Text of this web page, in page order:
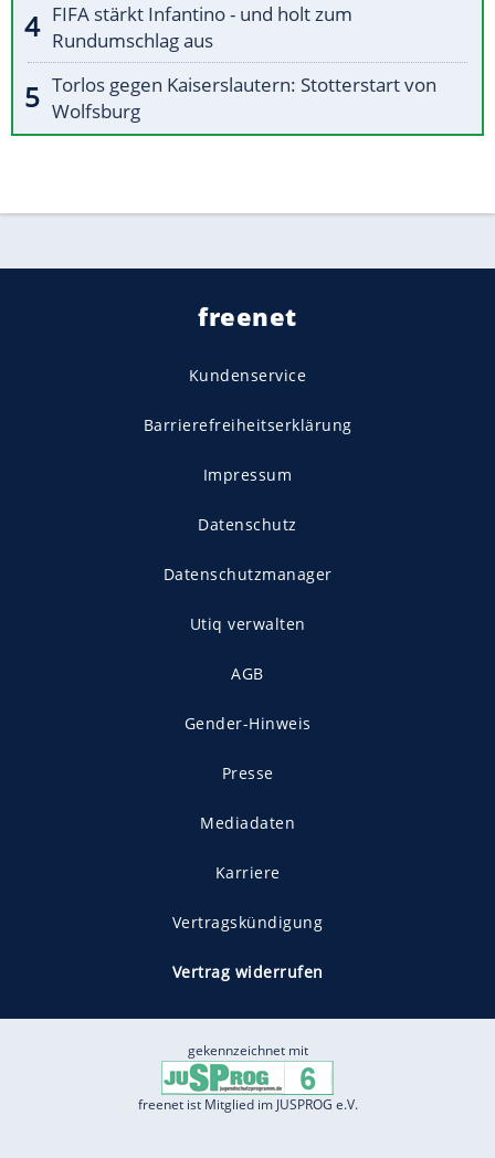
FIFA stärkt Infantino - und holt zum
Rundumschlag aus
Torlos gegen Kaiserslautern: Stotterstart von
Wolfsburg
freenet
Kundenservice
Barrierefreiheitserklärung
Impressum
Datenschutz
Datenschutzmanager
Utiq verwalten
AGB
Gender-Hinweis
Presse
Mediadaten
Karriere
Vertragskündigung
Vertrag widerrufen
gekennzeichnet mit
freenet ist Mitglied im JUSPROG e.V.